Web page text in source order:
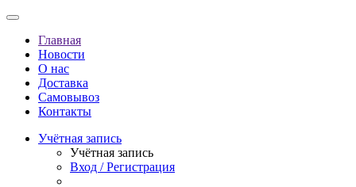
Главная
Новости
О нас
Доставка
Самовывоз
Контакты
Учётная запись
Учётная запись
Вход / Регистрация